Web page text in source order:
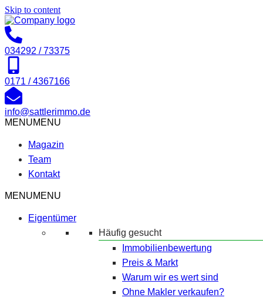
Skip to content
034292 / 73375
0171 / 4367166
info@sattlerimmo.de
MENUMENU
Magazin
Team
Kontakt
MENUMENU
Eigentümer
Häufig gesucht
Immobilienbewertung
Preis & Markt
Warum wir es wert sind
Ohne Makler verkaufen?